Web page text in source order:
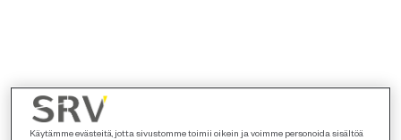
Käytämme evästeitä, jotta sivustomme toimii oikein ja voimme personoida sisältöä